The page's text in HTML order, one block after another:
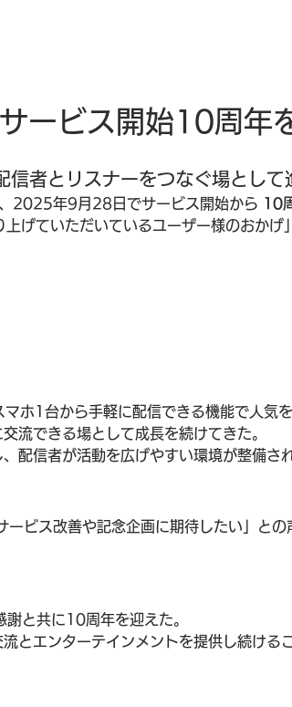
ービス開始10周年
信者とリスナーをつなぐ場として
2025年9月28日でサービス開始から 10
げていただいているユーザー様のおかげ
ホ1台から手軽に配信できる機能で人気
流できる場として成長を続けてきた。
配信者が活動を広げやすい環境が整備さ
ビス改善や記念企画に期待したい」と
謝と共に10周年を迎えた。
とエンターテインメントを提供し続ける